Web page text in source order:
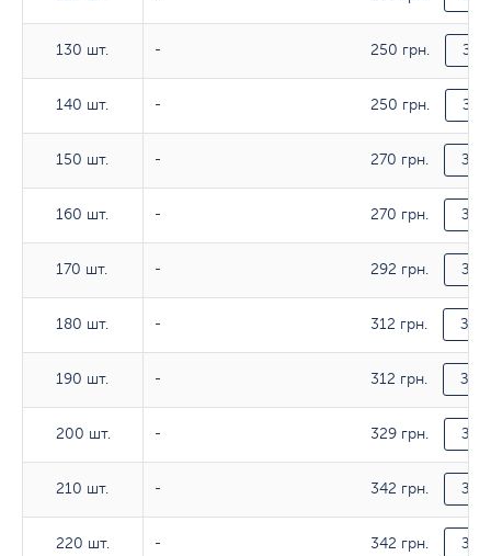
130 шт.
140 шт.
150 шт.
160 шт.
170 шт.
180 шт.
190 шт.
200 шт.
210 шт.
220 шт.
130 шт. - 250 грн.
140 шт. - 250 грн.
150 шт. - 270 грн.
160 шт. - 270 грн.
170 шт. - 292 грн.
180 шт. - 312 грн.
190 шт. - 312 грн.
200 шт. - 329 грн.
210 шт. - 342 грн.
220 шт. - 342 грн.